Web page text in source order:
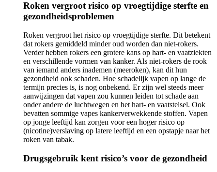
Roken vergroot risico op vroegtijdige sterfte en
gezondheidsproblemen
Roken vergroot het risico op vroegtijdige sterfte. Dit betekent
dat rokers gemiddeld minder oud worden dan niet-rokers.
Verder hebben rokers een grotere kans op hart- en vaatziekten
en verschillende vormen van kanker. Als niet-rokers de rook
van iemand anders inademen (meeroken), kan dit hun
gezondheid ook schaden. Hoe schadelijk vapen op lange de
termijn precies is, is nog onbekend. Er zijn wel steeds meer
aanwijzingen dat vapen zou kunnen leiden tot schade aan
onder andere de luchtwegen en het hart- en vaatstelsel. Ook
bevatten sommige vapes kankerverwekkende stoffen. Vapen
op jonge leeftijd kan zorgen voor een hoger risico op
(nicotine)verslaving op latere leeftijd en een opstapje naar het
roken van tabak.
Drugsgebruik kent risico’s voor de gezondheid